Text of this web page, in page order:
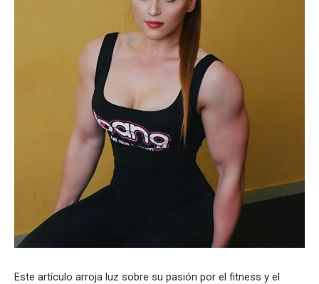
Este artículo arroja luz sobre su pasión por el fitness y el